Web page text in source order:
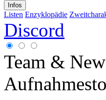
Infos
Listen Enzyklopädie
Discord
Team &